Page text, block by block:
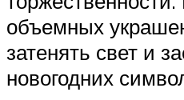
объемных
затенять свет и
новогодних